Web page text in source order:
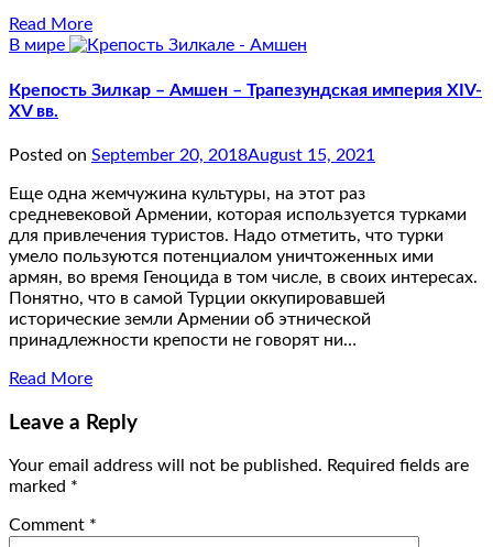
Read More
В мире
Крепость Зилкар – Амшен – Трапезундская империя XIV-
XV вв.
Posted on September 20, 2018August 15, 2021
Еще одна жемчужина культуры, на этот раз
средневековой Армении, которая используется турками
для привлечения туристов. Надо отметить, что турки
умело пользуются потенциалом уничтоженных ими
армян, во время Геноцида в том числе, в своих интересах.
Понятно, что в самой Турции оккупировавшей
исторические земли Армении об этнической
принадлежности крепости не говорят ни…
Read More
Leave a Reply
Your email address will not be published. Required fields are
marked *
Comment *